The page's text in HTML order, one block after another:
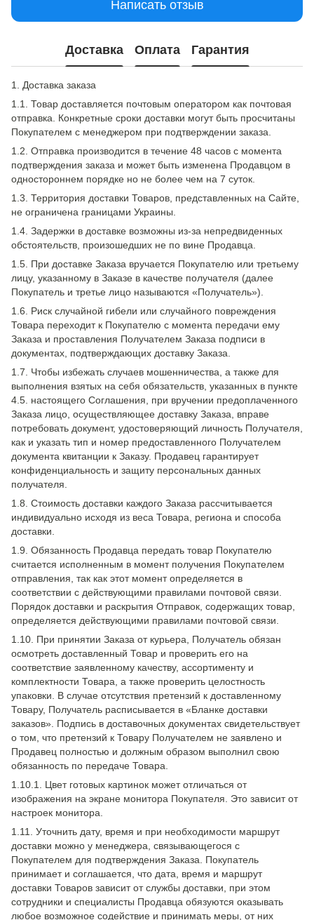
Написать отзыв
Доставка Оплата Гарантия
1. Доставка заказа
1.1. Товар доставляется почтовым оператором как почтовая
отправка. Конкретные сроки доставки могут быть просчитаны
Покупателем с менеджером при подтверждении заказа.
1.2. Отправка производится в течение 48 часов с момента
подтверждения заказа и может быть изменена Продавцом в
одностороннем порядке но не более чем на 7 суток.
1.3. Территория доставки Товаров, представленных на Сайте,
не ограничена границами Украины.
1.4. Задержки в доставке возможны из-за непредвиденных
обстоятельств, произошедших не по вине Продавца.
1.5. При доставке Заказа вручается Покупателю или третьему
лицу, указанному в Заказе в качестве получателя (далее
Покупатель и третье лицо называются «Получатель»).
1.6. Риск случайной гибели или случайного повреждения
Товара переходит к Покупателю с момента передачи ему
Заказа и проставления Получателем Заказа подписи в
документах, подтверждающих доставку Заказа.
1.7. Чтобы избежать случаев мошенничества, а также для
выполнения взятых на себя обязательств, указанных в пункте
4.5. настоящего Соглашения, при вручении предоплаченного
Заказа лицо, осуществляющее доставку Заказа, вправе
потребовать документ, удостоверяющий личность Получателя,
как и указать тип и номер предоставленного Получателем
документа квитанции к Заказу. Продавец гарантирует
конфиденциальность и защиту персональных данных
получателя.
1.8. Стоимость доставки каждого Заказа рассчитывается
индивидуально исходя из веса Товара, региона и способа
доставки.
1.9. Обязанность Продавца передать товар Покупателю
считается исполненным в момент получения Покупателем
отправления, так как этот момент определяется в
соответствии с действующими правилами почтовой связи.
Порядок доставки и раскрытия Отправок, содержащих товар,
определяется действующими правилами почтовой связи.
1.10. При принятии Заказа от курьера, Получатель обязан
осмотреть доставленный Товар и проверить его на
соответствие заявленному качеству, ассортименту и
комплектности Товара, а также проверить целостность
упаковки. В случае отсутствия претензий к доставленному
Товару, Получатель расписывается в «Бланке доставки
заказов». Подпись в доставочных документах свидетельствует
о том, что претензий к Товару Получателем не заявлено и
Продавец полностью и должным образом выполнил свою
обязанность по передаче Товара.
1.10.1. Цвет готовых картинок может отличаться от
изображения на экране монитора Покупателя. Это зависит от
настроек монитора.
1.11. Уточнить дату, время и при необходимости маршрут
доставки можно у менеджера, связывающегося с
Покупателем для подтверждения Заказа. Покупатель
принимает и соглашается, что дата, время и маршрут
доставки Товаров зависит от службы доставки, при этом
сотрудники и специалисты Продавца обязуются оказывать
любое возможное содействие и принимать меры, от них